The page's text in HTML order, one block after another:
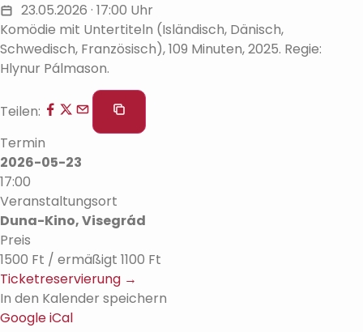
23.05.2026 · 17:00 Uhr
Komödie mit Untertiteln (Isländisch, Dänisch,
Schwedisch, Französisch), 109 Minuten, 2025. Regie:
Hlynur Pálmason.
Teilen:
Termin
2026-05-23
17:00
Veranstaltungsort
Duna-Kino, Visegrád
Preis
1500 Ft / ermäßigt 1100 Ft
Ticketreservierung →
In den Kalender speichern
GoogleiCal